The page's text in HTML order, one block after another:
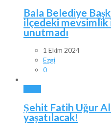
Bala Belediye
ilçedeki mevsimlik
unutmadı
1 Ekim 2024
Ezgi
0
Şehit Fatih Uğur
yaşatılacak!